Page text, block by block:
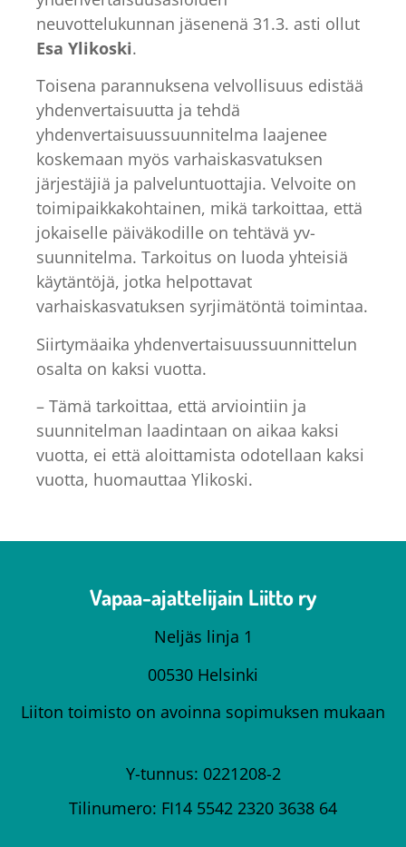
neuvottelukunnan jäsenenä 31.3. asti ollut
Esa Ylikoski.
Toisena parannuksena velvollisuus edistää
yhdenvertaisuutta ja tehdä
yhdenvertaisuussuunnitelma laajenee
koskemaan myös varhaiskasvatuksen
järjestäjiä ja palveluntuottajia. Velvoite on
toimipaikkakohtainen, mikä tarkoittaa, että
jokaiselle päiväkodille on tehtävä yv-
suunnitelma. Tarkoitus on luoda yhteisiä
käytäntöjä, jotka helpottavat
varhaiskasvatuksen syrjimätöntä toimintaa.
Siirtymäaika yhdenvertaisuussuunnittelun
osalta on kaksi vuotta.
– Tämä tarkoittaa, että arviointiin ja
suunnitelman laadintaan on aikaa kaksi
vuotta, ei että aloittamista odotellaan kaksi
vuotta, huomauttaa Ylikoski.
Vapaa-ajattelijain Liitto ry
Neljäs linja 1
00530 Helsinki
Liiton toimisto on avoinna sopimuksen mukaan
Y-tunnus: 0221208-2
Tilinumero: FI14 5542 2320 3638 64